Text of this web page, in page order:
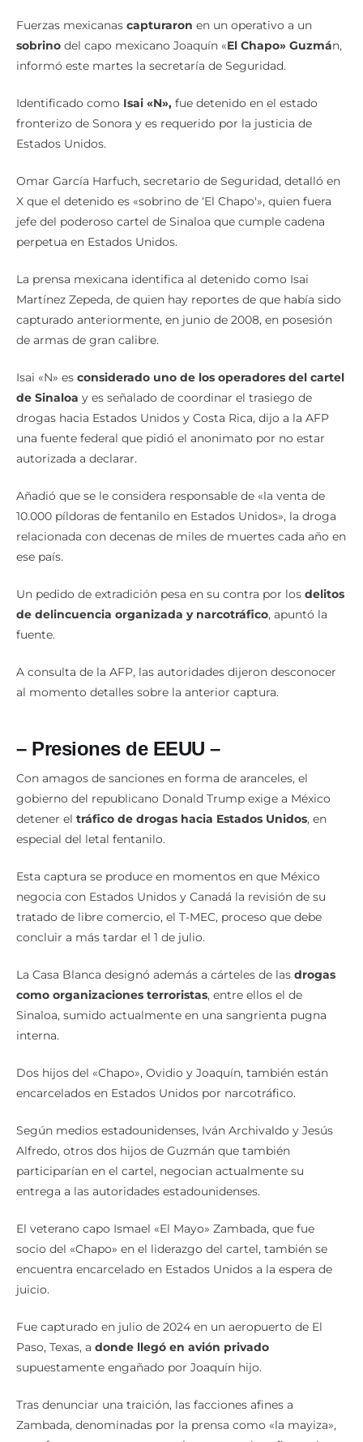
Fuerzas mexicanas capturaron en un operativo a un
sobrino del capo mexicano Joaquín «El Chapo» Guzmán,
informó este martes la secretaría de Seguridad.
Identificado como Isai «N», fue detenido en el estado
fronterizo de Sonora y es requerido por la justicia de
Estados Unidos.
Omar García Harfuch, secretario de Seguridad, detalló en
X que el detenido es «sobrino de ‘El Chapo'», quien fuera
jefe del poderoso cartel de Sinaloa que cumple cadena
perpetua en Estados Unidos.
La prensa mexicana identifica al detenido como Isai
Martínez Zepeda, de quien hay reportes de que había sido
capturado anteriormente, en junio de 2008, en posesión
de armas de gran calibre.
Isai «N» es considerado uno de los operadores del cartel
de Sinaloa y es señalado de coordinar el trasiego de
drogas hacia Estados Unidos y Costa Rica, dijo a la AFP
una fuente federal que pidió el anonimato por no estar
autorizada a declarar.
Añadió que se le considera responsable de «la venta de
10.000 píldoras de fentanilo en Estados Unidos», la droga
relacionada con decenas de miles de muertes cada año en
ese país.
Un pedido de extradición pesa en su contra por los delitos
de delincuencia organizada y narcotráfico, apuntó la
fuente.
A consulta de la AFP, las autoridades dijeron desconocer
al momento detalles sobre la anterior captura.
– Presiones de EEUU –
Con amagos de sanciones en forma de aranceles, el
gobierno del republicano Donald Trump exige a México
detener el tráfico de drogas hacia Estados Unidos, en
especial del letal fentanilo.
Esta captura se produce en momentos en que México
negocia con Estados Unidos y Canadá la revisión de su
tratado de libre comercio, el T-MEC, proceso que debe
concluir a más tardar el 1 de julio.
La Casa Blanca designó además a cárteles de las drogas
como organizaciones terroristas, entre ellos el de
Sinaloa, sumido actualmente en una sangrienta pugna
interna.
Dos hijos del «Chapo», Ovidio y Joaquín, también están
encarcelados en Estados Unidos por narcotráfico.
Según medios estadounidenses, Iván Archivaldo y Jesús
Alfredo, otros dos hijos de Guzmán que también
participarían en el cartel, negocian actualmente su
entrega a las autoridades estadounidenses.
El veterano capo Ismael «El Mayo» Zambada, que fue
socio del «Chapo» en el liderazgo del cartel, también se
encuentra encarcelado en Estados Unidos a la espera de
juicio.
Fue capturado en julio de 2024 en un aeropuerto de El
Paso, Texas, a donde llegó en avión privado
supuestamente engañado por Joaquín hijo.
Tras denunciar una traición, las facciones afines a
Zambada, denominadas por la prensa como «la mayiza»,